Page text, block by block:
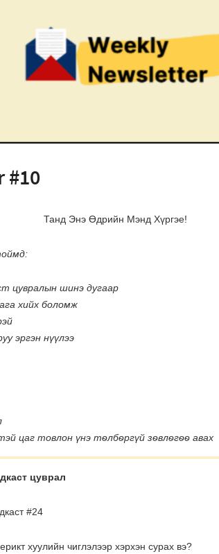
#10
Танд Энэ Өдрийн Мэнд Хүргэе!
цувралын шинэ дугаар
хийх боломж
эргэн нүүлээ
цаг товлон үнэ тѳлбѳргүй зѳвлѳгѳѳ авах
цуврал
#24
хуулийн чиглэлээр хэрхэн сурах вэ?